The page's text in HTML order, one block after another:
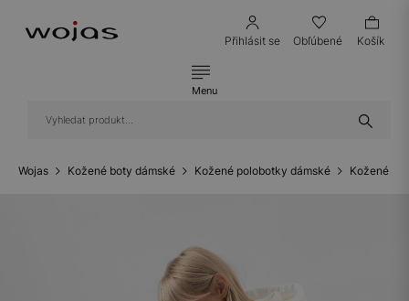
Přihlásit se Obľúbené Košík
Menu
Wojas Kožené boty dámské Kožené polobotky dámské Kožené